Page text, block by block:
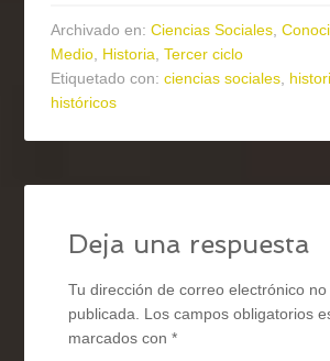
Archivado en:Ciencias Sociales,
Medio, Historia,Tercer ciclo
Etiquetado con:ciencias sociales,
históricos
Deja una respuesta
Tu dirección de correo electrónico
publicada. Los campos obligatorios
marcados con*